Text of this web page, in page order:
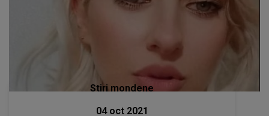
Stiri mondene
04 oct 2021